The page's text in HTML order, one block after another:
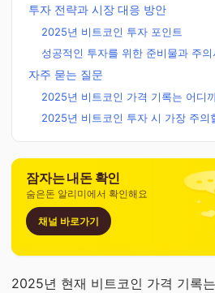
투자 전략과 시장 대응 방안
2025년 비트코인 투자 포인트
성공적인 투자를 위한 준비물과 주의
자주 묻는 질문
2025년 비트코인 가격 기록는 어디
2025년 비트코인 투자 시 가장 주의
잠자는 내돈 확인
숨은돈 알리미에서 확인해요
채널 바로가기
2025년 현재 비트코인 가격 기록